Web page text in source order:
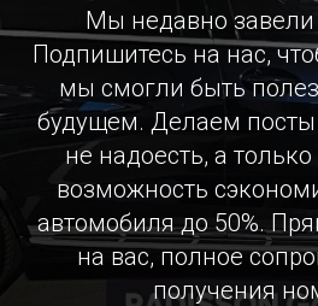
Мы недавно завели
Подпишитесь на нас,
мы смогли быть
будущем. Делаем
не надоесть, а
возможность
автомобиля до 50%.
на вас, полное
получения